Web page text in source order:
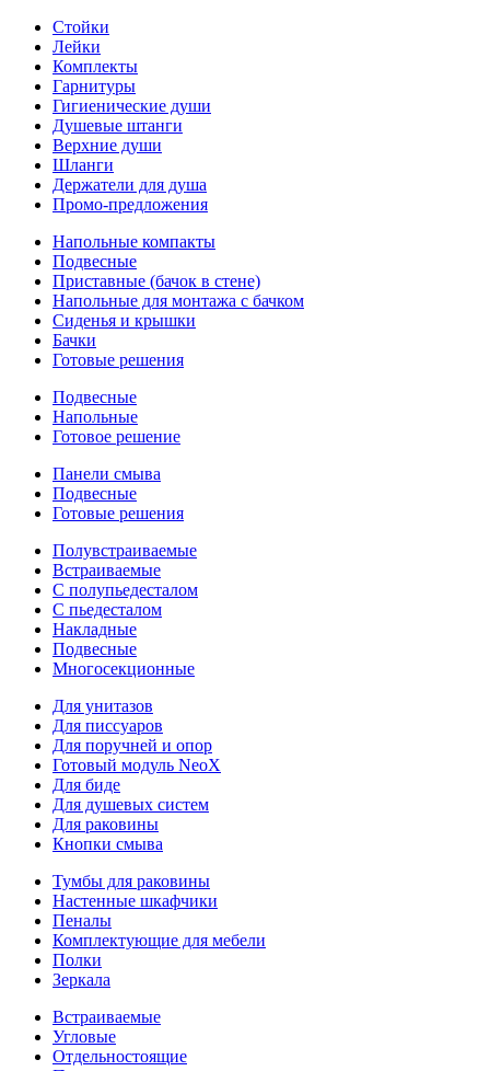
Стойки
Лейки
Комплекты
Гарнитуры
Гигиенические души
Душевые штанги
Верхние души
Шланги
Держатели для душа
Промо-предложения
Напольные компакты
Подвесные
Приставные (бачок в стене)
Напольные для монтажа с бачком
Сиденья и крышки
Бачки
Готовые решения
Подвесные
Напольные
Готовое решение
Панели смыва
Подвесные
Готовые решения
Полувстраиваемые
Встраиваемые
С полупьедесталом
С пьедесталом
Накладные
Подвесные
Многосекционные
Для унитазов
Для писсуаров
Для поручней и опор
Готовый модуль NeoX
Для биде
Для душевых систем
Для раковины
Кнопки смыва
Тумбы для раковины
Настенные шкафчики
Пеналы
Комплектующие для мебели
Полки
Зеркала
Встраиваемые
Угловые
Отдельностоящие